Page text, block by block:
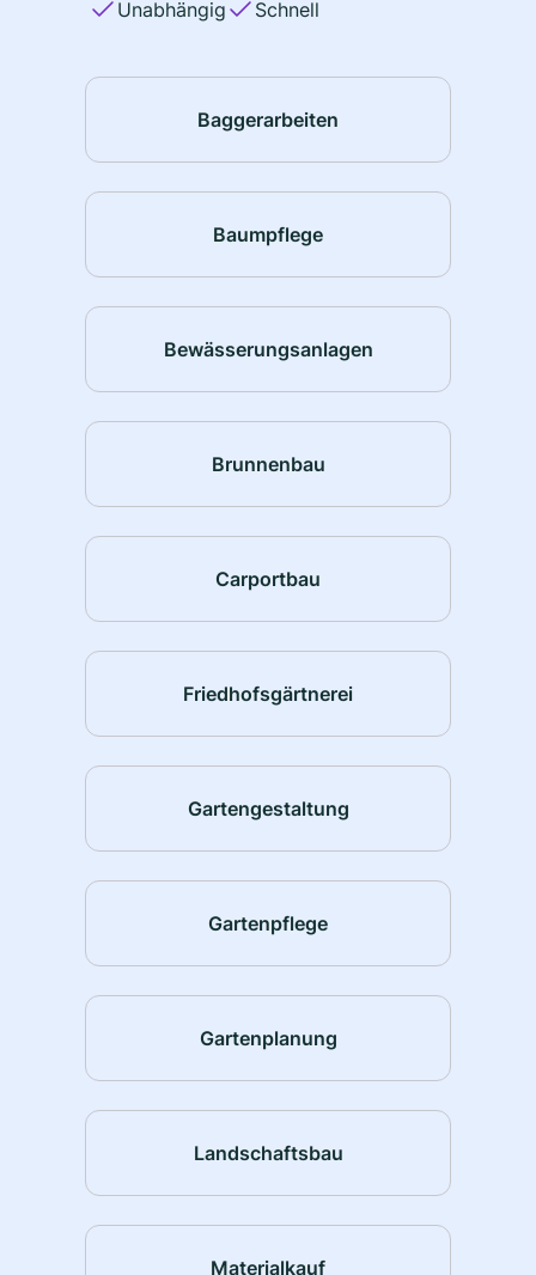
Unabhängig
Schnell
Baggerarbeiten
Baumpflege
Bewässerungsanlagen
Brunnenbau
Carportbau
Friedhofsgärtnerei
Gartengestaltung
Gartenpflege
Gartenplanung
Landschaftsbau
Materialkauf